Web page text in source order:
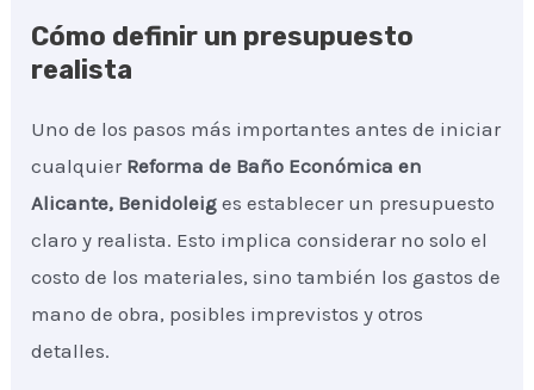
Cómo definir un presupuesto
realista
Uno de los pasos más importantes antes de iniciar
cualquier Reforma de Baño Económica en
Alicante, Benidoleiges establecer un presupuesto
claro y realista. Esto implica considerar no solo el
costo de los materiales, sino también los gastos de
mano de obra, posibles imprevistos y otros
detalles.